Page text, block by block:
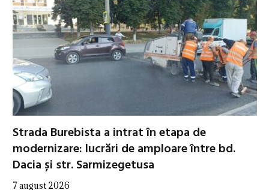
Strada Burebista a intrat în etapa de
modernizare: lucrări de amploare între bd.
Dacia și str. Sarmizegetusa
7 august 2026